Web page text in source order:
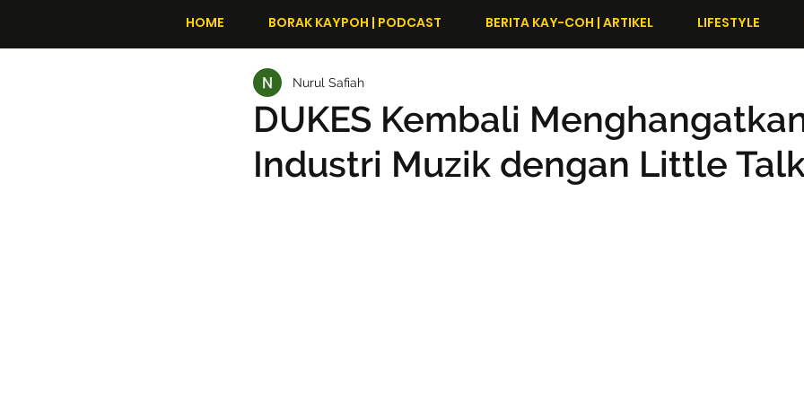
HOME BORAK KAYPOH | PODCAST BERITA KAY-COH | ARTIKEL LIFESTYLE
DUKES Kembali
Industri Muzik dengan Little
Nurul Safiah